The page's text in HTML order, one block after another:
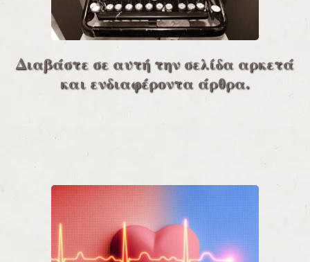
Διαβάστε σε αυτή την σελίδα αρκετά
και ενδιαφέροντα άρθρα.